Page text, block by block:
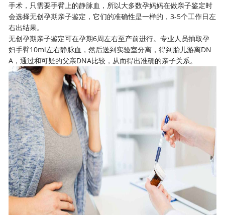
手术，只需要手臂上的静脉血，所以大多数孕妈妈在做亲子鉴定时
会选择无创孕期亲子鉴定，它们的准确性是一样的，3-5个工作日左
右出结果。
无创孕期亲子鉴定可在孕期6周左右至产前进行。专业人员抽取孕
妇手臂10ml左右静脉血，然后送到实验室分离，得到胎儿游离DN
A，通过和可疑的父亲DNA比较，从而得出准确的亲子关系。